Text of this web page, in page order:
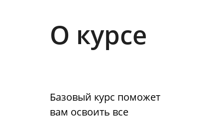
О курсе
Базовый курс поможет
вам освоить все